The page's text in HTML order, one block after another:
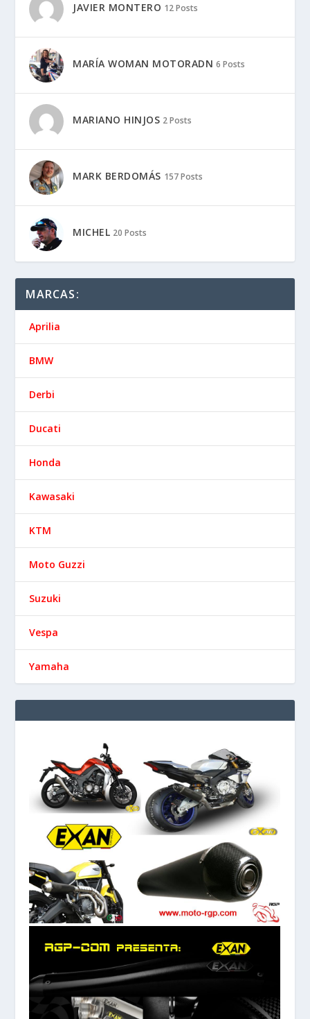
JAVIER MONTERO 12 Posts
MARÍA WOMAN MOTORADN 6 Posts
MARIANO HINJOS 2 Posts
MARK BERDOMÁS 157 Posts
MICHEL 20 Posts
MARCAS:
Aprilia
BMW
Derbi
Ducati
Honda
Kawasaki
KTM
Moto Guzzi
Suzuki
Vespa
Yamaha